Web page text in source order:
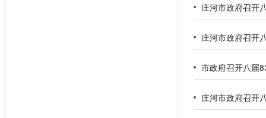
庄河市政府召开
庄河市政府召开
市政府召开八届
庄河市政府召开